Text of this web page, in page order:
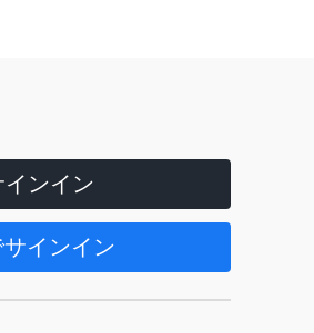
ンイン
インイン